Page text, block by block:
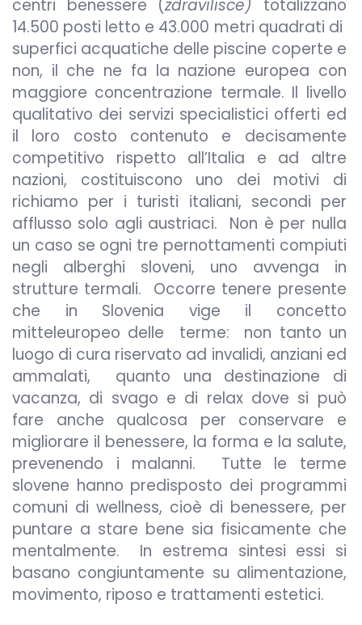
centri benessere (zdravilisce) totalizzano
14.500 posti letto e 43.000 metri quadrati di
superfici acquatiche delle piscine coperte e
non, il che ne fa la nazione europea con
maggiore concentrazione termale. Il livello
qualitativo dei servizi specialistici offerti ed
il loro costo contenuto e decisamente
competitivo rispetto all’Italia e ad altre
nazioni, costituiscono uno dei motivi di
richiamo per i turisti italiani, secondi per
afflusso solo agli austriaci. Non è per nulla
un caso se ogni tre pernottamenti compiuti
negli alberghi sloveni, uno avvenga in
strutture termali. Occorre tenere presente
che in Slovenia vige il concetto
mitteleuropeo delle terme: non tanto un
luogo di cura riservato ad invalidi, anziani ed
ammalati, quanto una destinazione di
vacanza, di svago e di relax dove si può
fare anche qualcosa per conservare e
migliorare il benessere, la forma e la salute,
prevenendo i malanni. Tutte le terme
slovene hanno predisposto dei programmi
comuni di wellness, cioè di benessere, per
puntare a stare bene sia fisicamente che
mentalmente. In estrema sintesi essi si
basano congiuntamente su alimentazione,
movimento, riposo e trattamenti estetici.